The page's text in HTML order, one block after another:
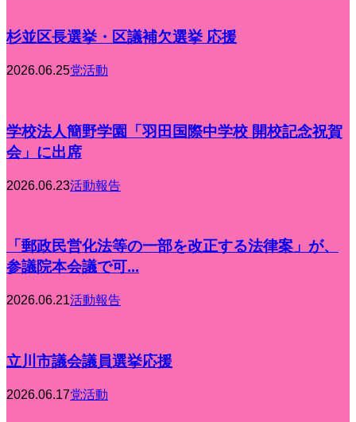
杉並区長選挙・区議補欠選挙 応援
2026.06.25党活動
学校法人簡野学園「羽田国際中学校 開校記念祝賀
会」に出席
2026.06.23活動報告
「郵政民営化法等の一部を改正する法律案」が、
参議院本会議で可...
2026.06.21活動報告
立川市議会議員選挙応援
2026.06.17党活動